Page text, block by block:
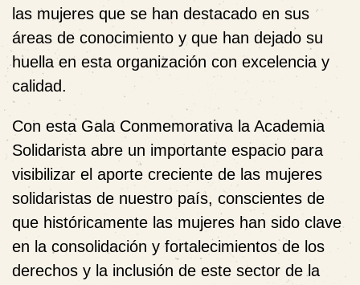
las mujeres que se han destacado en sus
áreas de conocimiento y que han dejado su
huella en esta organización con excelencia y
calidad.
Con esta Gala Conmemorativa la Academia
Solidarista abre un importante espacio para
visibilizar el aporte creciente de las mujeres
solidaristas de nuestro país, conscientes de
que históricamente las mujeres han sido clave
en la consolidación y fortalecimientos de los
derechos y la inclusión de este sector de la